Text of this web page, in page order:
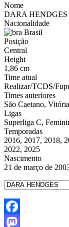
Nome
DARA HENDGES
Nacionalidade
Brasil
Posição
Central
Height
1,86 cm
Time atual
Realizar/TCDS/
Times anteriores
São Caetano,
Ligas
Superliga C,
Temporadas
2016, 2017, 2018,
2022, 2025
Nascimento
21 de março de
Facebook